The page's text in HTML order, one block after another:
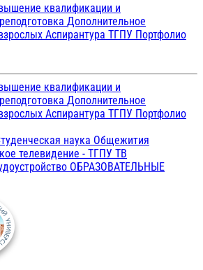
квалификации и
Дополнительное
Аспирантура ТГПУ Портфолио
квалификации и
Дополнительное
Аспирантура ТГПУ Портфолио
наука Общежития
телевидение - ТГПУ ТВ
ОБРАЗОВАТЕЛЬНЫЕ